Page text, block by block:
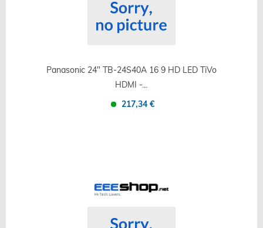
Panasonic 24" TB-24S40A 16 9 HD LED TiVo
HDMI -...
217,34 €